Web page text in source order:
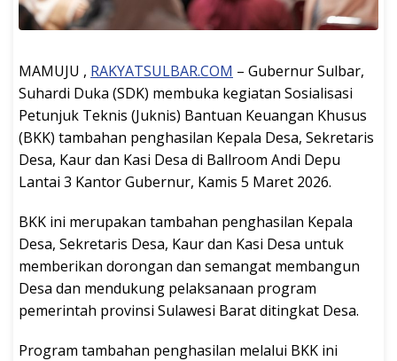
MAMUJU , RAKYATSULBAR.COM – Gubernur Sulbar,
Suhardi Duka (SDK) membuka kegiatan Sosialisasi
Petunjuk Teknis (Juknis) Bantuan Keuangan Khusus
(BKK) tambahan penghasilan Kepala Desa, Sekretaris
Desa, Kaur dan Kasi Desa di Ballroom Andi Depu
Lantai 3 Kantor Gubernur, Kamis 5 Maret 2026.
BKK ini merupakan tambahan penghasilan Kepala
Desa, Sekretaris Desa, Kaur dan Kasi Desa untuk
memberikan dorongan dan semangat membangun
Desa dan mendukung pelaksanaan program
pemerintah provinsi Sulawesi Barat ditingkat Desa.
Program tambahan penghasilan melalui BKK ini